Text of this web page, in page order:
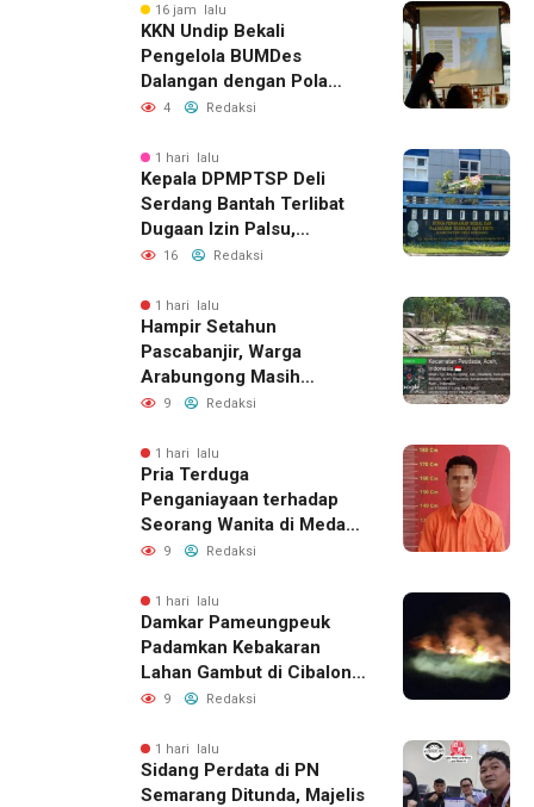
16 jam lalu
KKN Undip Bekali
Pengelola BUMDes
Dalangan dengan Pola
Pikir Inovatif
4 Redaksi
1 hari lalu
Kepala DPMPTSP Deli
Serdang Bantah Terlibat
Dugaan Izin Palsu,
Tegaskan Proses
Jalur Resmi
16 Redaksi
1 hari lalu
Hampir Setahun
Pascabanjir, Warga
Arabungong Masih
Menunggu Bantuan
9 Redaksi
1 hari lalu
Pria Terduga
Penganiayaan terhadap
Seorang Wanita di Medan
Ditangkap Polisi
9 Redaksi
1 hari lalu
Damkar Pameungpeuk
Padamkan Kebakaran
Lahan Gambut di Cibalong,
Permukiman Warga
9 Redaksi
1 hari lalu
Sidang Perdata di PN
Semarang Ditunda, Majelis